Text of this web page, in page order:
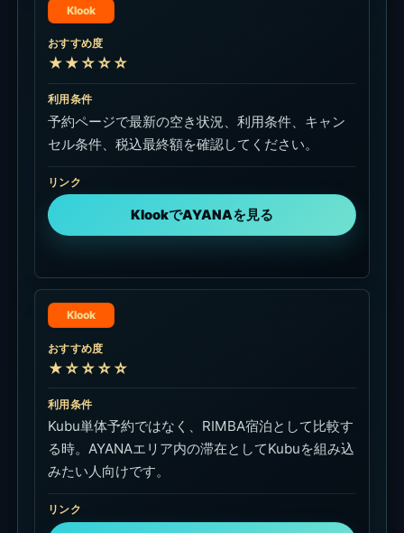
Klook
おすすめ度
★★☆☆☆
利用条件
予約ページで最新の空き状況、利用条件、キャン
セル条件、税込最終額を確認してください。
リンク
KlookでAYANAを見る
Klook
おすすめ度
★☆☆☆☆
利用条件
Kubu単体予約ではなく、RIMBA宿泊として比較す
る時。AYANAエリア内の滞在としてKubuを組み込
みたい人向けです。
リンク